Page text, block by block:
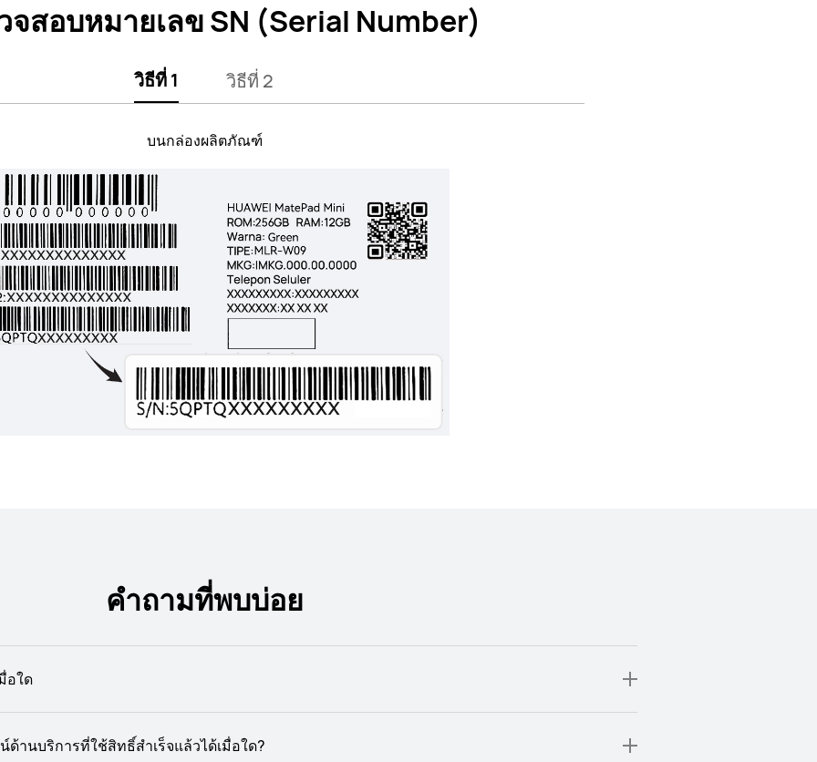
จสอบหมายเลข SN (Serial Number)
วิธีที่ 1 วิธีที่ 2
บนกล่องผลิตภัณฑ์
คำถามที่พบบ่อย
อใด
านบริการที่ใช้สิทธิ์สำเร็จแล้วได้เมื่อใด?